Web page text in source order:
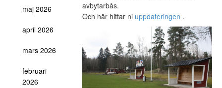
maj 2026
april 2026
mars 2026
februari
2026
avbytarbås.
Och här hittar ni uppdateringen .